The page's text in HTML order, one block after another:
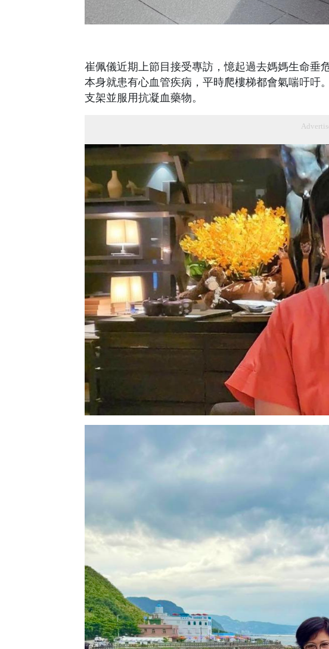
崔佩儀近期上節目接受專訪，憶起過去媽媽生命垂
本身就患有心血管疾病，平時爬樓梯都會氣喘吁吁
支架並服用抗凝血藥物。